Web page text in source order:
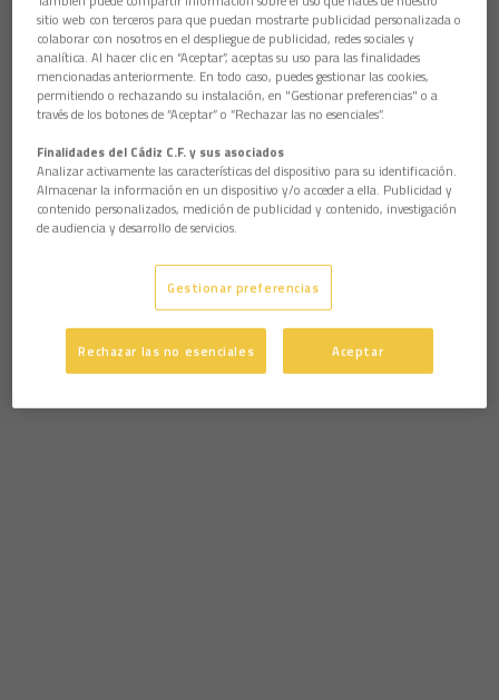
sitio web con terceros para que puedan mostrarte publicidad personalizada o
colaborar con nosotros en el despliegue de publicidad, redes sociales y
analítica. Al hacer clic en “Aceptar”, aceptas su uso para las finalidades
mencionadas anteriormente. En todo caso, puedes gestionar las cookies,
permitiendo o rechazando su instalación, en "Gestionar preferencias" o a
través de los botones de “Aceptar” o “Rechazar las no esenciales”.
Finalidades del Cádiz C.F. y sus asociados
Analizar activamente las características del dispositivo para su identificación.
Almacenar la información en un dispositivo y/o acceder a ella. Publicidad y
contenido personalizados, medición de publicidad y contenido, investigación
de audiencia y desarrollo de servicios.
Gestionar preferencias
Rechazar las no esenciales Aceptar